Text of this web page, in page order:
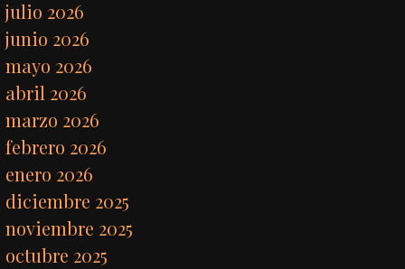
julio 2026
junio 2026
mayo 2026
abril 2026
marzo 2026
febrero 2026
enero 2026
diciembre 2025
noviembre 2025
octubre 2025